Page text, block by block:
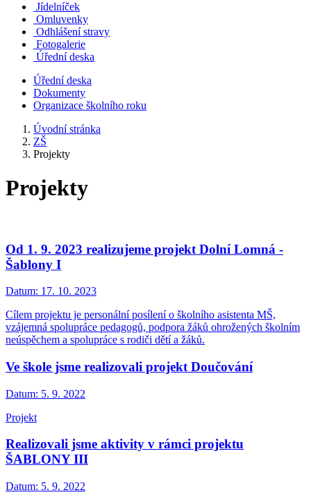
Jídelníček
Omluvenky
Odhlášení stravy
Fotogalerie
Úřední deska
Úřední deska
Dokumenty
Organizace školního roku
Úvodní stránka
ZŠ
Projekty
Projekty
Od 1. 9. 2023 realizujeme projekt Dolní Lomná -
Šablony I
Datum: 17. 10. 2023
Cílem projektu je personální posílení o školního asistenta MŠ,
vzájemná spolupráce pedagogů, podpora žáků ohrožených školním
neúspěchem a spolupráce s rodiči dětí a žáků.
Ve škole jsme realizovali projekt Doučování
Datum: 5. 9. 2022
Projekt
Realizovali jsme aktivity v rámci projektu
ŠABLONY III
Datum: 5. 9. 2022